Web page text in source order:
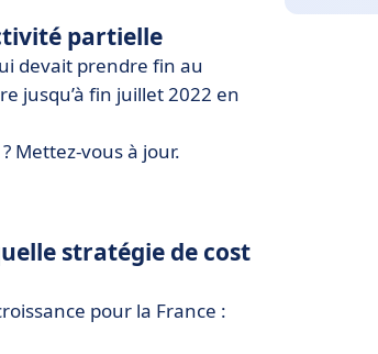
partielle
devait prendre fin au
jusqu’à fin juillet 2022 en
Mettez-vous à jour.
stratégie de cost
pour la France :